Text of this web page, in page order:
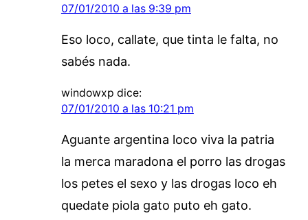
07/01/2010 a las 9:39 pm
Eso loco, callate, que tinta le falta, no
sabés nada.
windowxp dice:
07/01/2010 a las 10:21 pm
Aguante argentina loco viva la patria
la merca maradona el porro las drogas
los petes el sexo y las drogas loco eh
quedate piola gato puto eh gato.